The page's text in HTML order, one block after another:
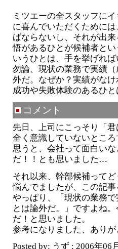
ミツエーの全スタッフに
に喜んでいただくために
ばならないし、それが出
悟があるひとが候補者と
いうひとは、手を挙げれば
勿論、現状の業務で実績
外だ。なぜか？実績がな
成功や失敗体験のあるひと
コメント
先日、上司にこっそり「
全く意識していないとこ
思うと、会社って面白い
だ！！とも思いました…
それ以来、幹部候補って
悩んでましたが、この記
やっぱり、「現状の業務
とは論外だ。」ですよね
だ！と思いました。
参考になりました、ありが
Posted by: うず : 2006年06